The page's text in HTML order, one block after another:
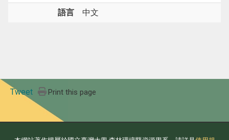
語言 中文
Tweet Print this page